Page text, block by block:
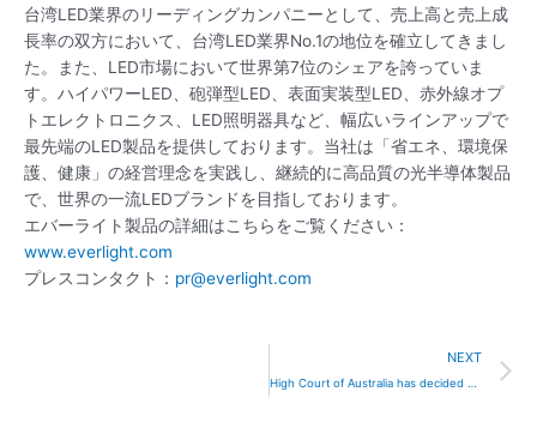
台湾LED業界のリーディングカンパニーとして、売上高と売上成
長率の双方において、台湾LED業界No.1の地位を確立してきまし
た。また、LED市場において世界第7位のシェアを誇っていま
す。ハイパワーLED、砲弾型LED、表面実装型LED、赤外線オプ
トエレクトロニクス、LED照明器具など、幅広いラインアップで
最先端のLED製品を提供しております。当社は「省エネ、環境保
護、健康」の経営理念を実践し、継続的に高品質の光半導体製品
で、世界の一流LEDブランドを目指しております。
エバーライト製品の詳細はこちらをご覧ください：
www.everlight.com
プレスコンタクト： pr@everlight.com
NEXT